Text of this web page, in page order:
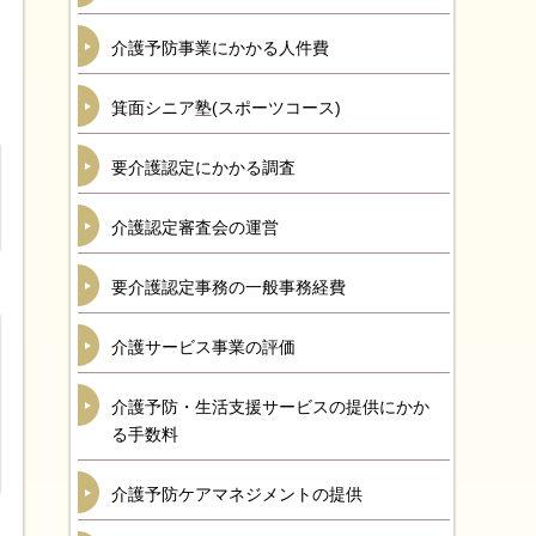
介護予防事業にかかる人件費
箕面シニア塾(スポーツコース)
要介護認定にかかる調査
介護認定審査会の運営
要介護認定事務の一般事務経費
介護サービス事業の評価
介護予防・生活支援サービスの提供にかか
る手数料
介護予防ケアマネジメントの提供